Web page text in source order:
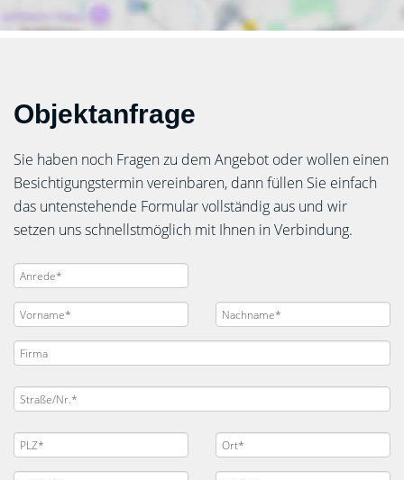
Objektanfrage
Sie haben noch Fragen zu dem Angebot oder wollen einen
Besichtigungstermin vereinbaren, dann füllen Sie einfach
das untenstehende Formular vollständig aus und wir
setzen uns schnellstmöglich mit Ihnen in Verbindung.